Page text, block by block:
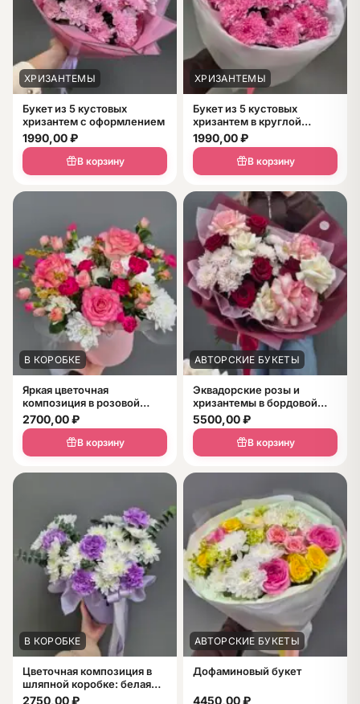
ХРИЗАНТЕМЫ
Букет из 5 кустовых
хризантем с оформлением
1990,00₽
В корзину
ХРИЗАНТЕМЫ
Букет из 5 кустовых
хризантем в круглой
упаковке
1990,00₽
В корзину
В КОРОБКЕ
Яркая цветочная
композиция в розовой
коробке «Персиковый
рассвет» из роз, хризантем
и желтой зелени
2700,00₽
В корзину
АВТОРСКИЕ БУКЕТЫ
Эквадорские розы и
хризантемы в бордовой
упаковке — шикарный
букет в подарок
5500,00₽
В корзину
В КОРОБКЕ
Цветочная композиция в
шляпной коробке: белая
хризантема, фиолетовые
2750,00₽
АВТОРСКИЕ БУКЕТЫ
Дофаминовый букет
4450,00₽